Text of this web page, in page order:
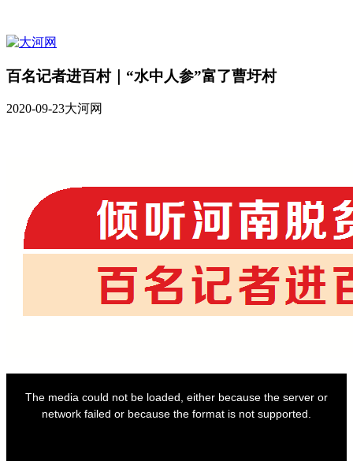
百名记者进百村｜“水中人参”富了曹圩村
2020-09-23大河网